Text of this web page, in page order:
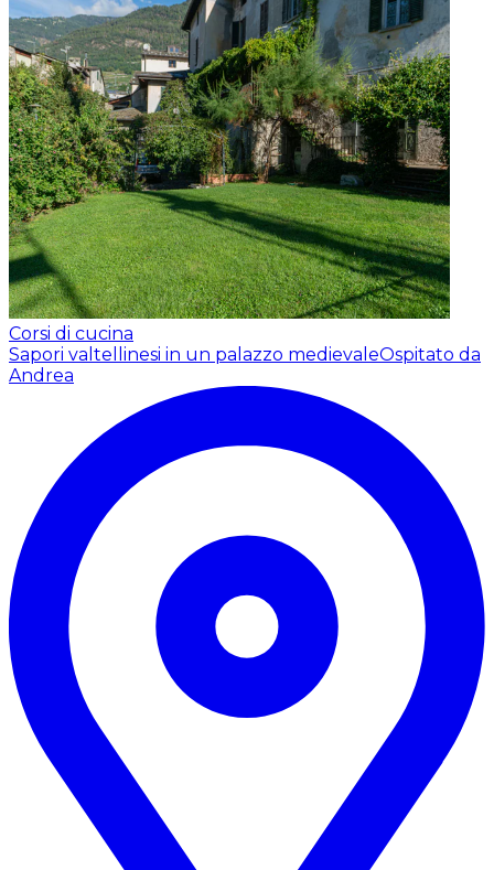
Corsi di cucina
Sapori valtellinesi in un palazzo medievaleOspitato da
Andrea